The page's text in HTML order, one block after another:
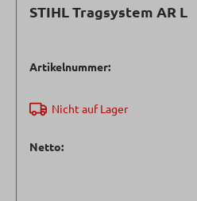
STIHL Tragsystem AR L
Artikelnummer:
Nicht auf Lager
Netto: